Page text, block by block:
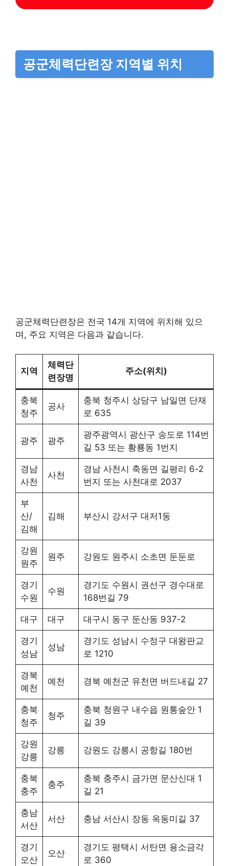
공군체력단련장 지역별 위치
공군체력단련장은 전국 14개 지역에 위치해 있으
며, 주요 지역은 다음과 같습니다.
지역
체력단
련장명
주소(위치)
충북
청주
공사
충북 청주시 상당구 남일면 단재
로 635
광주 광주
광주광역시 광산구 송도로 114번
길 53 또는 황룡동 1번지
경남
사천
사천
경남 사천시 축동면 길평리 6-2
번지 또는 사천대로 2037
부
산/
김해
김해 부산시 강서구 대저1동
강원
원주
원주 강원도 원주시 소초면 둔둔로
경기
수원
수원
경기도 수원시 권선구 경수대로
168번길 79
대구 대구 대구시 동구 둔산동 937-2
경기
성남
성남
경기도 성남시 수정구 대왕판교
로 1210
경북
예천
예천 경북 예천군 유천면 버드내길 27
충북
청주
청주
충북 청원구 내수읍 원통숲안 1
길 39
강원
강릉
강릉 강원도 강릉시 공항길 180번
충북
충주
충주
충북 충주시 금가면 문산신대 1
길 21
충남
서산
서산 충남 서산시 장동 옥동미길 37
경기
오산
오산
경기도 평택시 서탄면 용소금각
로 360